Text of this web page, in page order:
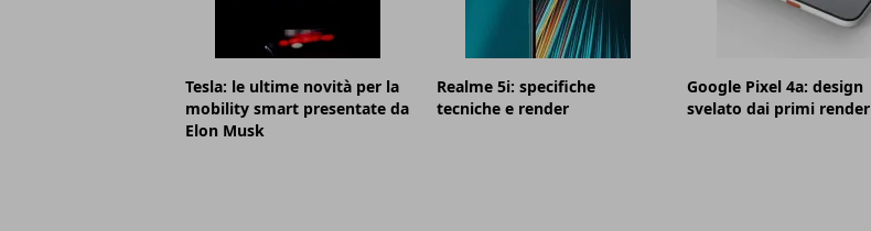
Tesla: le ultime novità per la
mobility smart presentate da
Elon Musk
Realme 5i: specifiche
tecniche e render
Google Pixel 4a: design
svelato dai primi render